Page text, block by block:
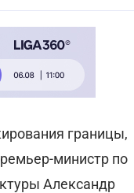
границы,
министр по
Александр